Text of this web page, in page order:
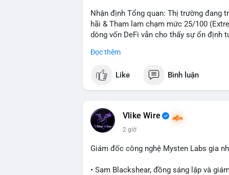
📰 Nguồn: Decrypt
Nhận định Tổng quan: Thị trường đang
hãi & Tham lam chạm mức 25/100
dòng vốn DeFi vẫn cho thấy sự ổn định
Phân tích Dòng tiền DeFi (DefiLlama):
sao giữa BSC (4,87 tỷ), Tron (4,85 tỷ)
5 với 4,63 tỷ USD, cho thấy sự trỗi dậy
thấy thanh khoản hệ thống vẫn dồi
cải thiện.
mức dương nhẹ 0,0073%, trong khi ETH
Đọc thêm
Like Bình luận
Vlike Wire
2 giờ
Giám đốc công nghệ Mysten Labs gia
• Sam Blackshear, đồng sáng lập và